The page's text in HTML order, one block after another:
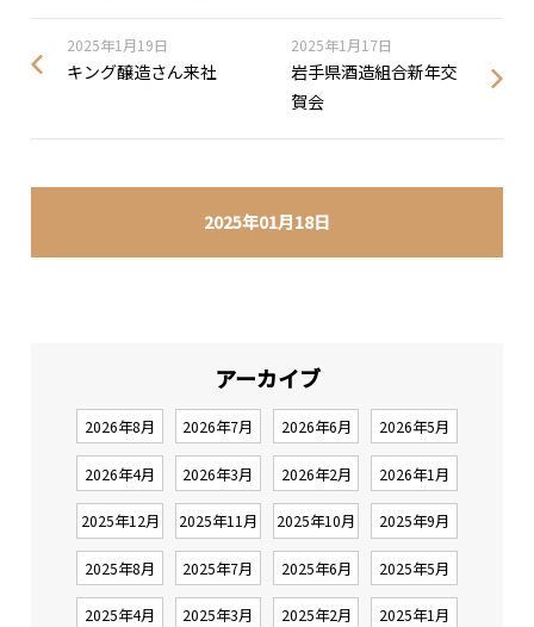
2025年01月18日
2025年1月19日
キング醸造さん来社
2025年1月17日
岩手県酒造組合新年交
賀会
アーカイブ
2026年8月 2026年7月 2026年6月 2026年5月
2026年4月 2026年3月 2026年2月 2026年1月
2025年12月 2025年11月 2025年10月 2025年9月
2025年8月 2025年7月 2025年6月 2025年5月
2025年4月 2025年3月 2025年2月 2025年1月